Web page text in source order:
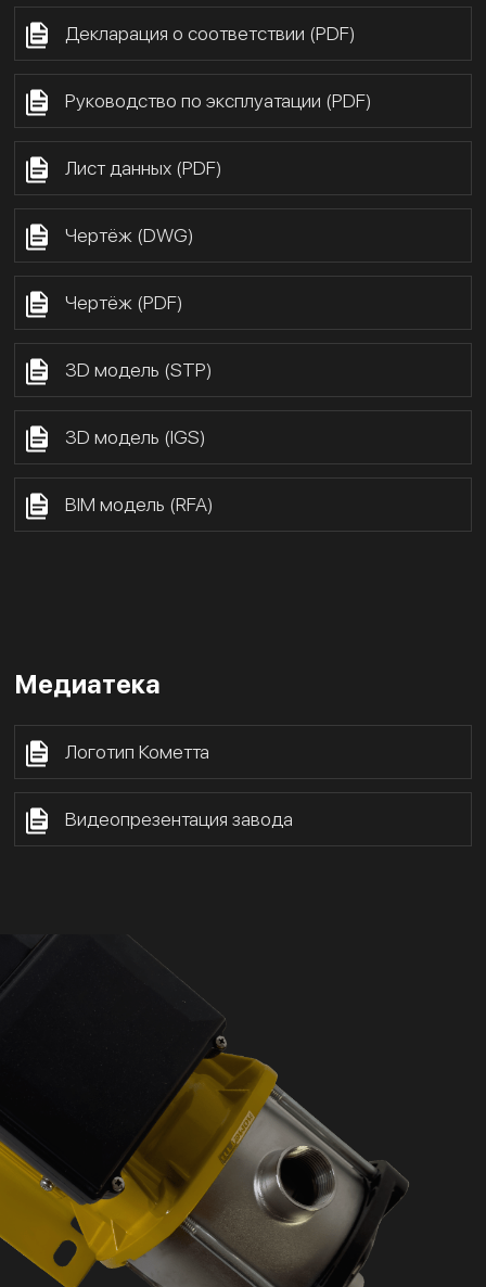
Декларация о соответствии (PDF)
Руководство по эксплуатации (PDF)
Лист данных (PDF)
Чертёж (DWG)
Чертёж (PDF)
3D модель (STP)
3D модель (IGS)
BIM модель (RFA)
Медиатека
Логотип Кометта
Видеопрезентация завода